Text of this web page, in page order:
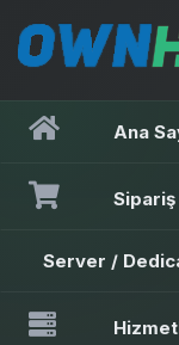
Ana
Sipariş
Server /